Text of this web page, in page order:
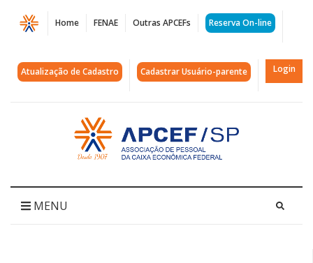
Página
Entidades
sindicais
Justiça
Home FENAE Outras APCEFs Reserva On-line
Atualização de Cadastro Cadastrar Usuário-parente Login
Acessar
página
inicial
MENU